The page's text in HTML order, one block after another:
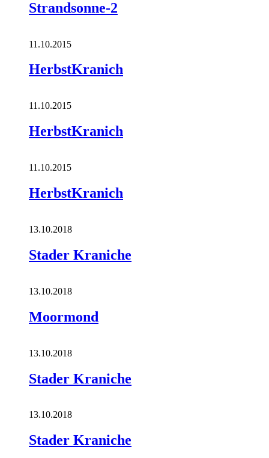
Strandsonne-2
11.10.2015
HerbstKranich
11.10.2015
HerbstKranich
11.10.2015
HerbstKranich
13.10.2018
Stader Kraniche
13.10.2018
Moormond
13.10.2018
Stader Kraniche
13.10.2018
Stader Kraniche